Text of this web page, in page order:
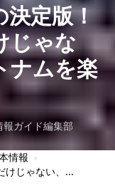
決定版！
じゃな
ナムを楽
ガイド編集部
情報 ›
けじゃない、...